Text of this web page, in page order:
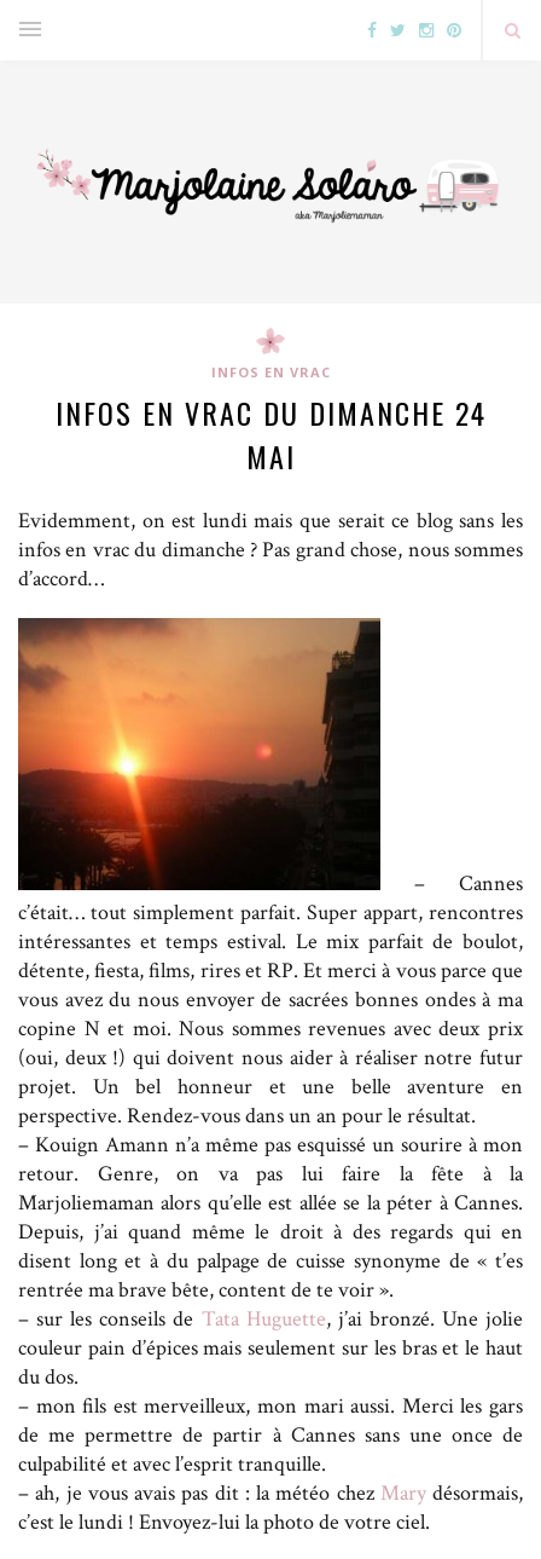
INFOS EN VRAC
INFOS EN VRAC DU DIMANCHE 24
MAI
Evidemment, on est lundi mais que serait ce blog sans les
infos en vrac du dimanche ? Pas grand chose, nous sommes
d’accord…
– Cannes
c’était… tout simplement parfait. Super appart, rencontres
intéressantes et temps estival. Le mix parfait de boulot,
détente, fiesta, films, rires et RP. Et merci à vous parce que
vous avez du nous envoyer de sacrées bonnes ondes à ma
copine N et moi. Nous sommes revenues avec deux prix
(oui, deux !) qui doivent nous aider à réaliser notre futur
projet. Un bel honneur et une belle aventure en
perspective. Rendez-vous dans un an pour le résultat.
– Kouign Amann n’a même pas esquissé un sourire à mon
retour. Genre, on va pas lui faire la fête à la
Marjoliemaman alors qu’elle est allée se la péter à Cannes.
Depuis, j’ai quand même le droit à des regards qui en
disent long et à du palpage de cuisse synonyme de « t’es
rentrée ma brave bête, content de te voir ».
– sur les conseils de Tata Huguette, j’ai bronzé. Une jolie
couleur pain d’épices mais seulement sur les bras et le haut
du dos.
– mon fils est merveilleux, mon mari aussi. Merci les gars
de me permettre de partir à Cannes sans une once de
culpabilité et avec l’esprit tranquille.
– ah, je vous avais pas dit : la météo chez Marydésormais,
c’est le lundi ! Envoyez-lui la photo de votre ciel.